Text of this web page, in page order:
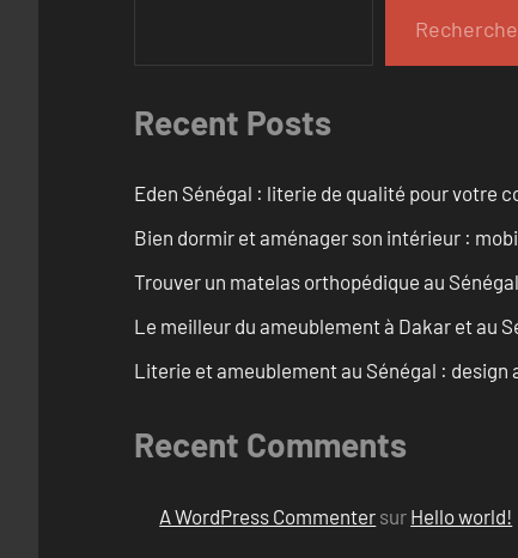
Recent Posts
Eden Sénégal : literie de qualité pour votre
Bien dormir et aménager son intérieur :
Trouver un matelas orthopédique au
Le meilleur du ameublement à Dakar et au
Literie et ameublement au Sénégal : design
Recent Comments
A WordPress Commenter sur Hello world!